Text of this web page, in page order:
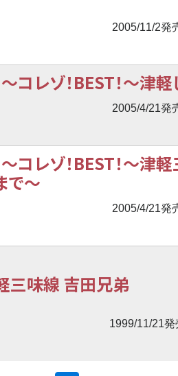
2005/11/2発
〜コレゾ！BEST！〜津軽
2005/4/21発
〜コレゾ！BEST！〜津軽
で〜
2005/4/21発
三味線 吉田兄弟
1999/11/21発